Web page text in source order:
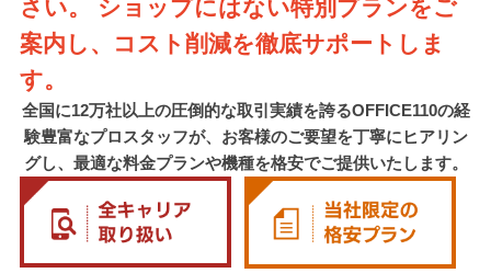
さい。
ショップにはない特別プランをご
案内し、コスト削減を徹底サポートしま
す。
全国に12万社以上の圧倒的な取引実績を誇るOFFICE110の経
験豊富なプロスタッフが、お客様のご要望を丁寧にヒアリン
グし、最適な料金プランや機種を格安でご提供いたします。